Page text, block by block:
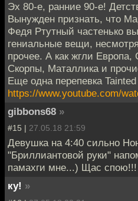
Эх 80-е, ранние 90-е!
Вынужден признать, что
Федя Ртутный частенько
гениальные вещи,
прочее. А как жгли Европа,
Скорпы, Маталлика и
Еще одна перепевка
https://www.youtube.com/
gibbons68 »
#15 | 27.05.18 21:59
Девушка на 4:40 сильно
"Бриллиантовой руки"
памахги мне...) Щас спою!!!
ку! »